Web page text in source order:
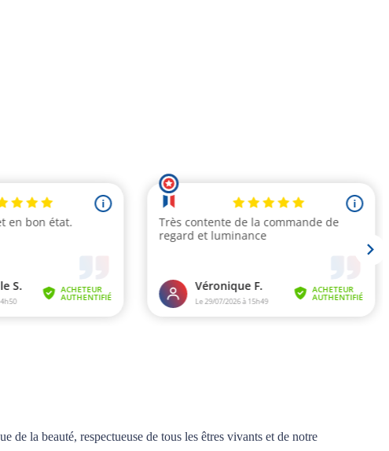
la beauté, respectueuse de tous les êtres vivants et de notre